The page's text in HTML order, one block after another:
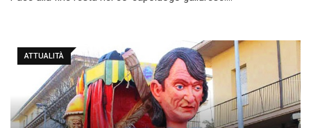
ATTUALITÀ